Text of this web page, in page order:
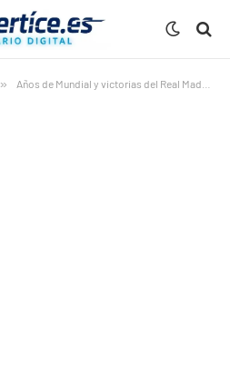
» Años de Mundial y victorias del Real Madrid en Champions